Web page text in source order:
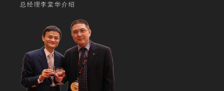
总经理李棠华介绍